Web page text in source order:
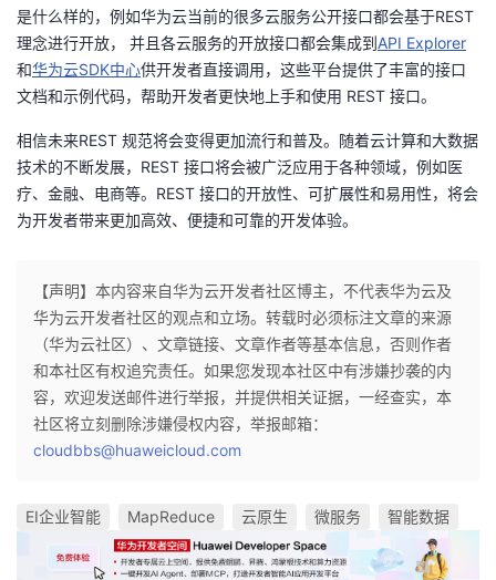
是什么样的，例如华为云当前的很多云服务公开接口都会基于REST
理念进行开放， 并且各云服务的开放接口都会集成到API Explorer
和华为云SDK中心供开发者直接调用，这些平台提供了丰富的接口
文档和示例代码，帮助开发者更快地上手和使用 REST 接口。
相信未来REST 规范将会变得更加流行和普及。随着云计算和大数据
技术的不断发展，REST 接口将会被广泛应用于各种领域，例如医
疗、金融、电商等。REST 接口的开放性、可扩展性和易用性，将会
为开发者带来更加高效、便捷和可靠的开发体验。
【声明】本内容来自华为云开发者社区博主，不代表华为云及
华为云开发者社区的观点和立场。转载时必须标注文章的来源
（华为云社区）、文章链接、文章作者等基本信息，否则作者
和本社区有权追究责任。如果您发现本社区中有涉嫌抄袭的内
容，欢迎发送邮件进行举报，并提供相关证据，一经查实，本
社区将立刻删除涉嫌侵权内容，举报邮箱：
cloudbbs@huaweicloud.com
EI企业智能 MapReduce 云原生 微服务 智能数据